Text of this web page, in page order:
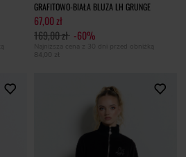
GRAFITOWO-BIAŁA BLUZA LH GRUNGE
67,00 zł
169,00 zł -60%
Najniższa cena z 30 dni przed obniżką
84,00 zł